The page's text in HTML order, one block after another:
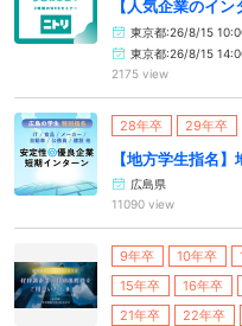
【人気企業のイ
東京都:26/8/15
東京都:26/8/15
2175 view
28年卒 29年卒
【地方学生指名
広島県
11090 view
9年卒 10年卒
15年卒
16年卒
21年卒
22年卒